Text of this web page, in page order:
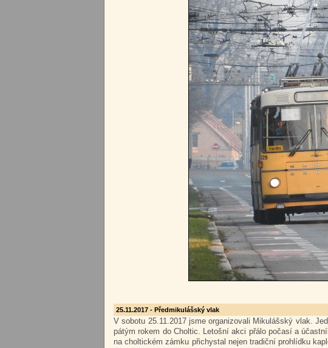
25.11.2017 - Předmikulášský vlak
V sobotu 25.11.2017 jsme organizovali Mikulášský vlak.
pátým rokem do Choltic. Letošní akci přálo počasí a
na choltickém zámku přichystal nejen tradiční prohlídku